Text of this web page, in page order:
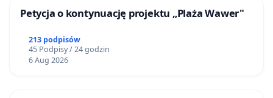
Petycja o kontynuację projektu „Plaża Wawer"
213 podpisów
45 Podpisy / 24 godzin
6 Aug 2026